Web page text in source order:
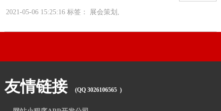
2021-05-06 15:25:16 标签： 展会策划,
友情链接(QQ 3026106565 )